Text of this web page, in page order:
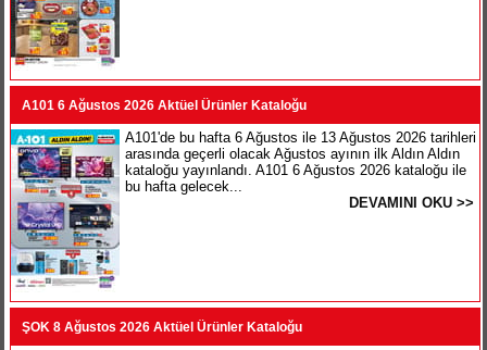
A101 6 Ağustos 2026 Aktüel Ürünler Kataloğu
A101'de bu hafta 6 Ağustos ile 13 Ağustos 2026 tarihleri
arasında geçerli olacak Ağustos ayının ilk Aldın Aldın
kataloğu yayınlandı. A101 6 Ağustos 2026 kataloğu ile
bu hafta gelecek...
DEVAMINI OKU >>
ŞOK 8 Ağustos 2026 Aktüel Ürünler Kataloğu